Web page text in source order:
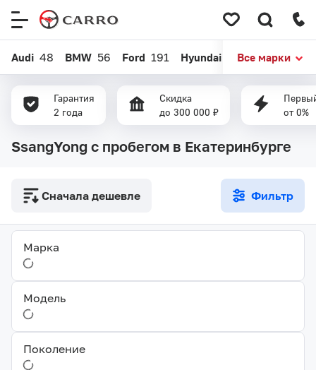
Audi 48 BMW 56 Ford 191 Hyundai 387 Kia 586
Все марки
Гарантия
2 года
Скидка
до 300 000 ₽
от 0%
SsangYong с пробегом в Екатеринбурге
Фильтр
Сначала дешевле
Марка
Модель
Поколение